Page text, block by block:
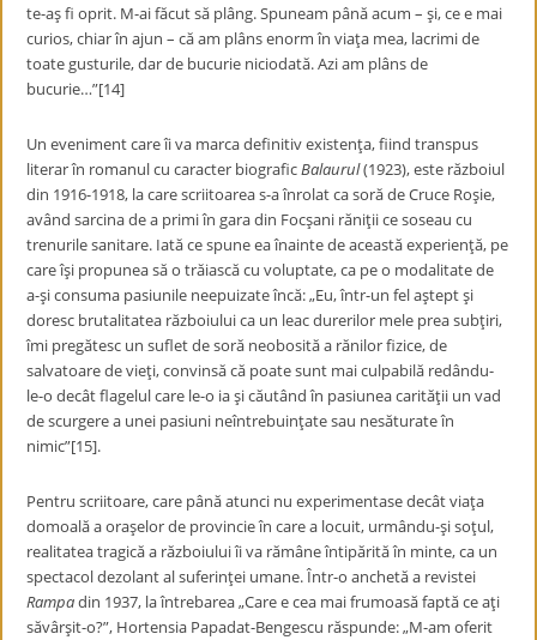
te-aş fi oprit. M-ai făcut să plâng. Spuneam până acum – şi, ce e mai
curios, chiar în ajun – că am plâns enorm în viaţa mea, lacrimi de
toate gusturile, dar de bucurie niciodată. Azi am plâns de
bucurie…”[14]
Un eveniment care îi va marca definitiv existenţa, fiind transpus
literar în romanul cu caracter biograficBalaurul(1923), este războiul
din 1916-1918, la care scriitoarea s-a înrolat ca soră de Cruce Roşie,
având sarcina de a primi în gara din Focşani răniţii ce soseau cu
trenurile sanitare. Iată ce spune ea înainte de această experienţă, pe
care îşi propunea să o trăiască cu voluptate, ca pe o modalitate de
a-şi consuma pasiunile neepuizate încă: „Eu, într-un fel aştept şi
doresc brutalitatea războiului ca un leac durerilor mele prea subţiri,
îmi pregătesc un suflet de soră neobosită a rănilor fizice, de
salvatoare de vieţi, convinsă că poate sunt mai culpabilă redându-
le-o decât flagelul care le-o ia şi căutând în pasiunea carităţii un vad
de scurgere a unei pasiuni neîntrebuinţate sau nesăturate în
nimic”[15].
Pentru scriitoare, care până atunci nu experimentase decât viaţa
domoală a oraşelor de provincie în care a locuit, urmându-şi soţul,
realitatea tragică a războiului îi va rămâne întipărită în minte, ca un
spectacol dezolant al suferinţei umane. Într-o anchetă a revistei
Rampadin 1937, la întrebarea „Care e cea mai frumoasă faptă ce aţi
săvârşit-o?”, Hortensia Papadat-Bengescu răspunde: „M-am oferit